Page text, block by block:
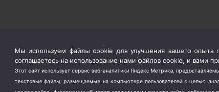
Мы используем файлы cookie для улучшения вашего опыта
соглашаетесь на использование нами файлов cookie, и вами
Этот сайт использует сервис веб-аналитики Яндекс Метрика,
текстовые файлы, размещаемые на компьютере пользователей с целью